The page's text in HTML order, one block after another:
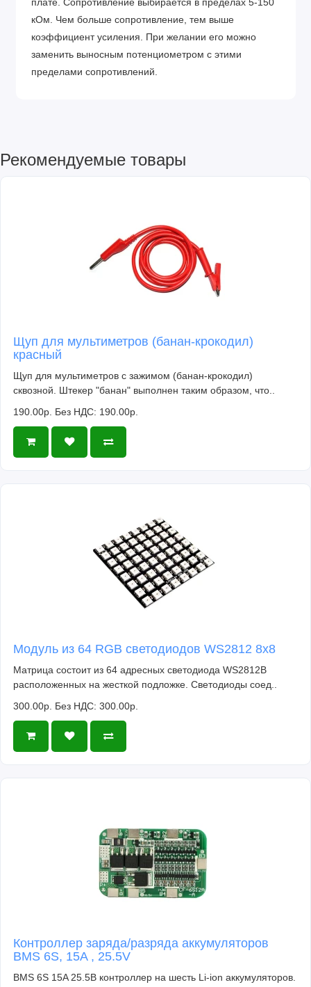
плате. Сопротивление выбирается в пределах 5-150
кОм. Чем больше сопротивление, тем выше
коэффициент усиления. При желании его можно
заменить выносным потенциометром с этими
пределами сопротивлений.
Рекомендуемые товары
Щуп для мультиметров (банан-крокодил)
красный
Щуп для мультиметров с зажимом (банан-крокодил)
сквозной. Штекер "банан" выполнен таким образом, что..
190.00р. Без НДС: 190.00р.
Модуль из 64 RGB светодиодов WS2812 8x8
Матрица состоит из 64 адресных светодиода WS2812B
расположенных на жесткой подложке. Светодиоды соед..
300.00р. Без НДС: 300.00р.
Контроллер заряда/разряда аккумуляторов
BMS 6S, 15A , 25.5V
BMS 6S 15A 25.5В контроллер на шесть Li-ion аккумуляторов.